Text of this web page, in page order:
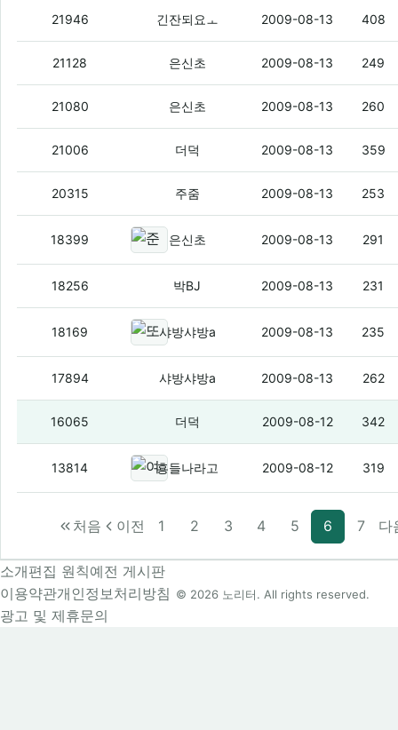
21946 2g하고 3g의 차이점이 정확히뭐에요 ?ㅜ
긴잔되요ㅗ 2009-08-13 408
21128 게시판 생성
은신초 2009-08-13 249
21080 게시판? 갤러리?
은신초 2009-08-13 260
21006 배경음(4)
더덕 2009-08-13 359
20315 아오 도라이바 싼거사다가 아직도 못구함
주줌 2009-08-13 253
18399 준회원이랑 정회원 차이가 뭐임?
은신초 2009-08-13 291
18256 주인장놈아 드덕저렇게만 해놓으면 어쩌
박BJ 2009-08-13 231
18169 또 궁금한거 있어요 -ㅅ-/(22)
샤방샤방a 2009-08-13 235
17894 질문 생각났음.
샤방샤방a 2009-08-13 262
16065 연아틱(4)
더덕 2009-08-12 342
13814 여기 주인 나오라그래!!!(2)
횽들나라고 2009-08-12 319
처음 이전 1 2 3 4 5 6 7 다
소개편집 원칙예전 게시판
이용약관개인정보처리방침
광고 및 제휴문의
© 2026 노리터. All rights reserved.